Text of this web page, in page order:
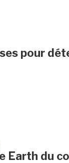
pour
Earth du